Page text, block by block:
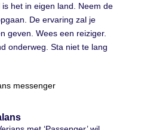
het in eigen land. Neem de
De ervaring zal je
geven. Wees een reiziger.
onderweg. Sta niet te lang